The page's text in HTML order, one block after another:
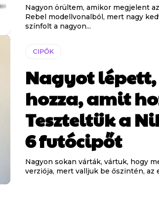
Nagyon örültem, amikor megjelent
Rebel modellvonalból, mert nagy
színfolt a nagyon...
CIPŐK
Nagyot lépett,
hozza, amit
Teszteltük a
6 futócipőt
Nagyon sokan várták, vártuk, hogy
verziója, mert valljuk be őszintén, az